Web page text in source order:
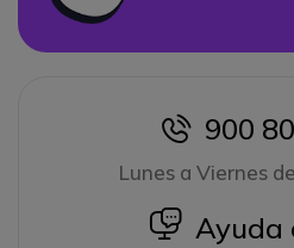
icon
900
Lunes a Viernes
icon
Ayuda